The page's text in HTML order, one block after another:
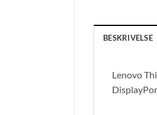
BESKRIVELSE
Lenovo